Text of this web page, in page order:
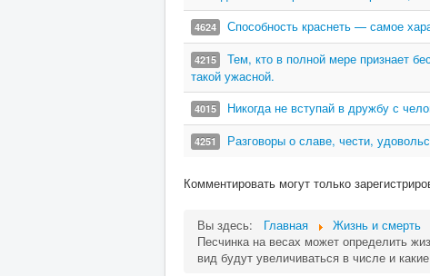
4624 Способность краснеть — самое
4215
Тем, кто в полной мере признает
такой ужасной.
4015 Никогда не вступай в дружбу с
4251 Разговоры о славе, чести,
Комментировать могут только
Вы здесь: Главная
Жизнь и смерть
Песчинка на весах может определить
вид будут увеличиваться в числе и